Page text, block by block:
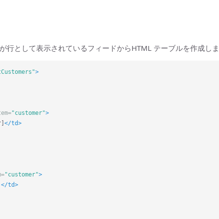
行として表示されているフィードからHTML テーブルを作成し
>
"customer">
</td>
"customer">
</td>